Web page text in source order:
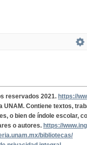
reservados 2021. https://
UNAM. Contiene textos,
o bien de índole escolar,
o autores. https://
bibliotecas/